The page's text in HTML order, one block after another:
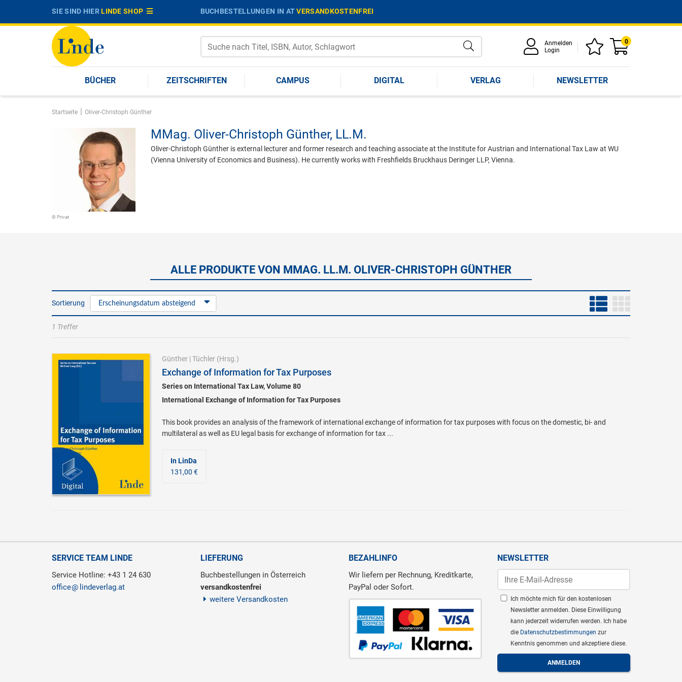
SIE SIND HIERLINDE SHOP BUCHBESTELLUNGEN IN ATVERSANDKOSTENFREI
Anmelden
Login
0
BÜCHER ZEITSCHRIFTEN CAMPUS DIGITAL VERLAG NEWSLETTER
Startseite | Oliver-Christoph Günther
© Privat
MMag. Oliver-Christoph Günther, LL.M.
Oliver-Christoph Günther is external lecturer and former research and teaching associate at the Institute for Austrian and International Tax Law at WU
(Vienna University of Economics and Business). He currently works with Freshfields Bruckhaus Deringer LLP, Vienna.
ALLE PRODUKTE VON MMAG. LL.M. OLIVER-CHRISTOPH GÜNTHER
Sortierung Erscheinungsdatum absteigend
1 Treffer
Günther| Tüchler(Hrsg.)
Exchange of Information for Tax Purposes
Series on International Tax Law, Volume 80
International Exchange of Information for Tax Purposes
This book provides an analysis of the framework of international exchange of information for tax purposes with focus on the domestic, bi- and
multilateral as well as EU legal basis for exchange of information for tax ...
In LinDa
131,00 €
SERVICE TEAM LINDE
Service Hotline: +43 1 24 630
office
lindeverlag.at
LIEFERUNG
Buchbestellungen in Österreich
versandkostenfrei
weitere Versandkosten
BEZAHLINFO
Wir liefern per Rechnung, Kreditkarte,
PayPal oder Sofort.
NEWSLETTER
Ich möchte mich für den kostenlosen
Newsletter anmelden. Diese Einwilligung
kann jederzeit widerrufen werden. Ich habe
die Datenschutzbestimmungen zur
Kenntnis genommen und akzeptiere diese.